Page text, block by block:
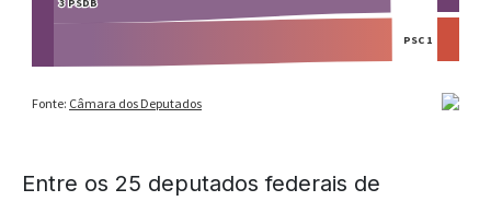
Entre os 25 deputados federais de